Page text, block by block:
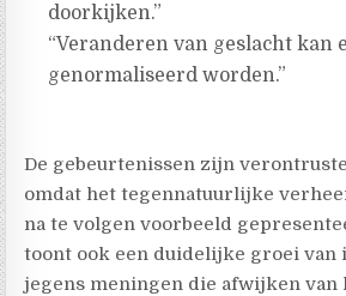
doorkijken.”
“Veranderen van geslacht kan
genormaliseerd worden.”
De gebeurtenissen zijn
omdat het tegennatuurlijke
na te volgen voorbeeld
toont ook een duidelijke groei van
jegens meningen die afwijken van